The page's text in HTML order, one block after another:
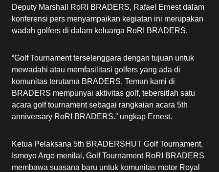
Deputy Marshall RoRI BRADERS, Rafael Ernest dalam
konferensi pers menyampaikan kegiatan ini merupakan
wadah golfers di dalam keluarga RoRI BRADERS.
“Golf Tournament terselenggara dengan tujuan untuk
mewadahi atau memfasilitasi golfers yang ada di
komunitas terutama BRADERS. Teman kami di
BRADERS mempunyai aktivitas golf, tebersitlah satu
acara golf tournament sebagai rangkaian acara 5th
anniversary RoRI BRADERS.” ungkap Ernest.
Ketua Pelaksana 5th BRADERSHUT Golf Tournament,
Ismoyo Argo menilai, Golf Tournament RoRI BRADERS
membawa suasana baru untuk komunitas motor Royal